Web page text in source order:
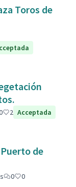
Toros de
2 Acceptada
de
0
0